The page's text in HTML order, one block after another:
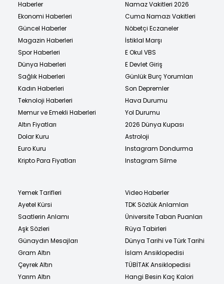
Haberler
Ekonomi Haberleri
Güncel Haberler
Magazin Haberleri
Spor Haberleri
Dünya Haberleri
Sağlık Haberleri
Kadın Haberleri
Teknoloji Haberleri
Memur ve Emekli Haberleri
Altın Fiyatları
Dolar Kuru
Euro Kuru
Kripto Para Fiyatları
Namaz Vakitleri 2026
Cuma Namazı Vakitleri
Nöbetçi Eczaneler
İstiklal Marşı
E Okul VBS
E Devlet Giriş
Günlük Burç Yorumları
Son Depremler
Hava Durumu
Yol Durumu
2026 Dünya Kupası
Astroloji
Instagram Dondurma
Instagram Silme
Yemek Tarifleri
Ayetel Kürsi
Saatlerin Anlamı
Aşk Sözleri
Günaydın Mesajları
Gram Altın
Çeyrek Altın
Yarım Altın
Video Haberler
TDK Sözlük Anlamları
Üniversite Taban Puanları
Rüya Tabirleri
Dünya Tarihi ve Türk Tarihi
İslam Ansiklopedisi
TÜBİTAK Ansiklopedisi
Hangi Besin Kaç Kalori